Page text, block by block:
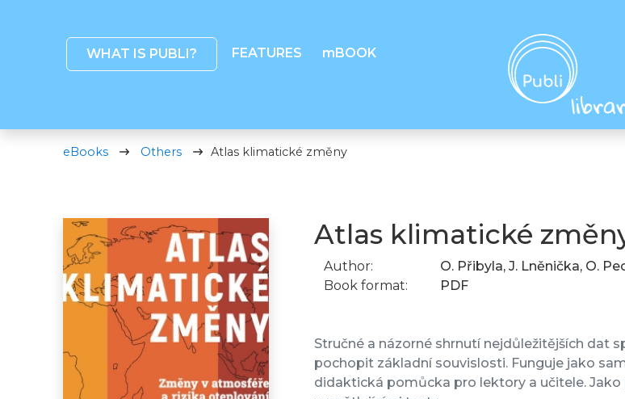
WHAT IS PUBLI? FEATURES mBOOK
eBooks Others Atlas klimatické změny
Atlas klimatické
Author:
O. Přibyla, J. Lněnička, O.
Book format:
PDF
Stručné a názorné shrnutí nejdůležitějších dat
pochopit základní souvislosti. Funguje jako
didaktická pomůcka pro lektory a učitele.